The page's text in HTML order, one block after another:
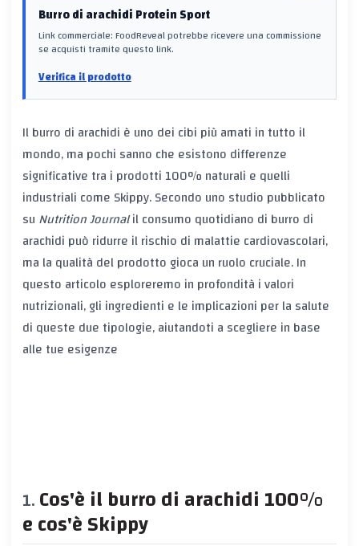
Burro di arachidi Protein Sport
Link commerciale: FoodReveal potrebbe ricevere una commissione
se acquisti tramite questo link.
Verifica il prodotto
Il burro di arachidi è uno dei cibi più amati in tutto il
mondo, ma pochi sanno che esistono differenze
significative tra i prodotti 100% naturali e quelli
industriali come Skippy. Secondo uno studio pubblicato
su Nutrition Journalil consumo quotidiano di burro di
arachidi può ridurre il rischio di malattie cardiovascolari,
ma la qualità del prodotto gioca un ruolo cruciale. In
questo articolo esploreremo in profondità i valori
nutrizionali, gli ingredienti e le implicazioni per la salute
di queste due tipologie, aiutandoti a scegliere in base
alle tue esigenze
Cos'è il burro di arachidi 100%
e cos'è Skippy